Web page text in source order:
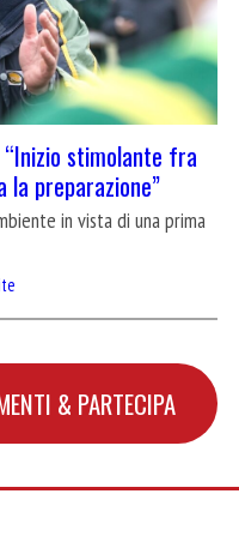
stimolante fra
la preparazione”
in vista di una prima
& PARTECIPA